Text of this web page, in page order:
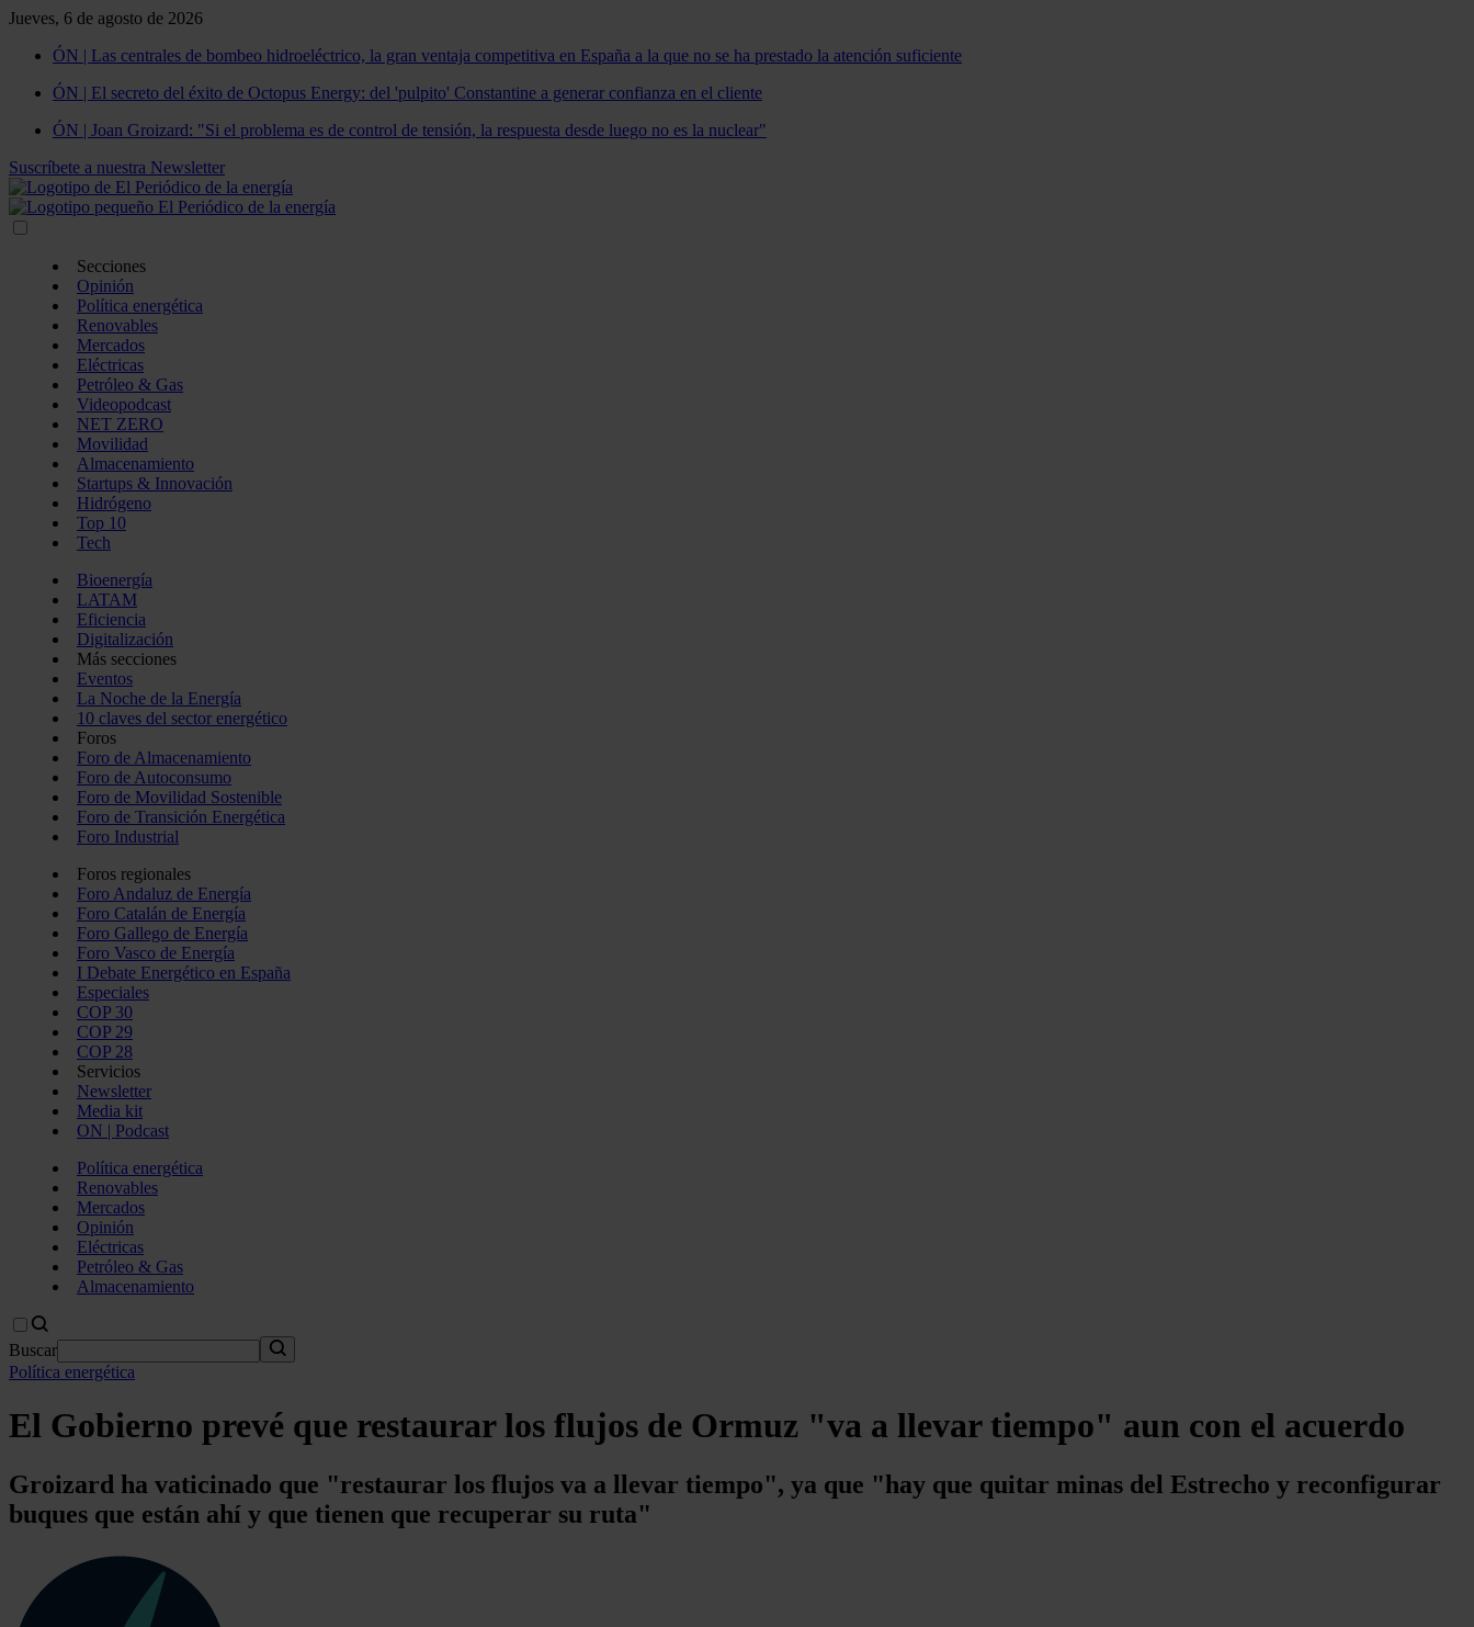
Jueves, 6 de agosto de 2026
ÓN | Las centrales de bombeo hidroeléctrico, la gran ventaja competitiva en España a la que no se ha prestado la atención suficiente
ÓN | El secreto del éxito de Octopus Energy: del 'pulpito' Constantine a generar confianza en el cliente
ÓN | Joan Groizard: "Si el problema es de control de tensión, la respuesta desde luego no es la nuclear"
Suscríbete a nuestra Newsletter
Secciones
Opinión
Política energética
Renovables
Mercados
Eléctricas
Petróleo & Gas
Videopodcast
NET ZERO
Movilidad
Almacenamiento
Startups & Innovación
Hidrógeno
Top 10
Tech
Bioenergía
LATAM
Eficiencia
Digitalización
Más secciones
Eventos
La Noche de la Energía
10 claves del sector energético
Foros
Foro de Almacenamiento
Foro de Autoconsumo
Foro de Movilidad Sostenible
Foro de Transición Energética
Foro Industrial
Foros regionales
Foro Andaluz de Energía
Foro Catalán de Energía
Foro Gallego de Energía
Foro Vasco de Energía
I Debate Energético en España
Especiales
COP 30
COP 29
COP 28
Servicios
Newsletter
Media kit
ON | Podcast
Política energética
Renovables
Mercados
Opinión
Eléctricas
Petróleo & Gas
Almacenamiento
Buscar
Política energética
El Gobierno prevé que restaurar los flujos de Ormuz "va a llevar tiempo" aun con el acuerdo
Groizard ha vaticinado que "restaurar los flujos va a llevar tiempo", ya que "hay que quitar minas del Estrecho y reconfigurar
buques que están ahí y que tienen que recuperar su ruta"